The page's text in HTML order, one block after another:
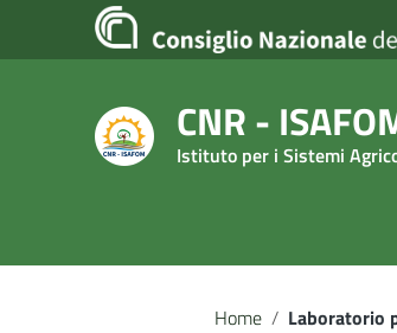
Vai ai contenuti
Vai al menu di navigazione
CNR -
Istituto per i Sistemi
Home / Laboratorio